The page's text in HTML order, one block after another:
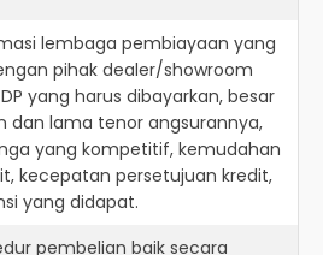
lembaga pembiayaan yang
pihak dealer/showroom
yang harus dibayarkan, besar
dan lama tenor angsurannya,
yang kompetitif, kemudahan
kecepatan persetujuan kredit,
yang didapat.
pembelian baik secara